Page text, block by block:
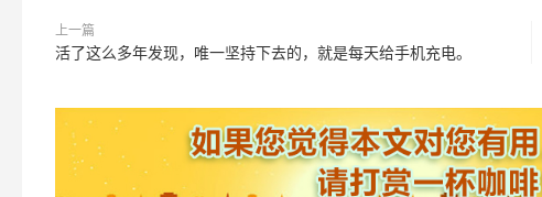
上一篇
活了这么多年发现，唯一坚持下去的，就是每天给手机充电。